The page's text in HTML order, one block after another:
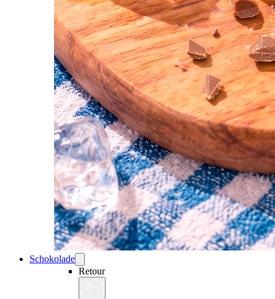
Schokolade
Retour